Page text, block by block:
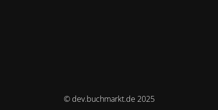
© dev.buchmarkt.de 2025